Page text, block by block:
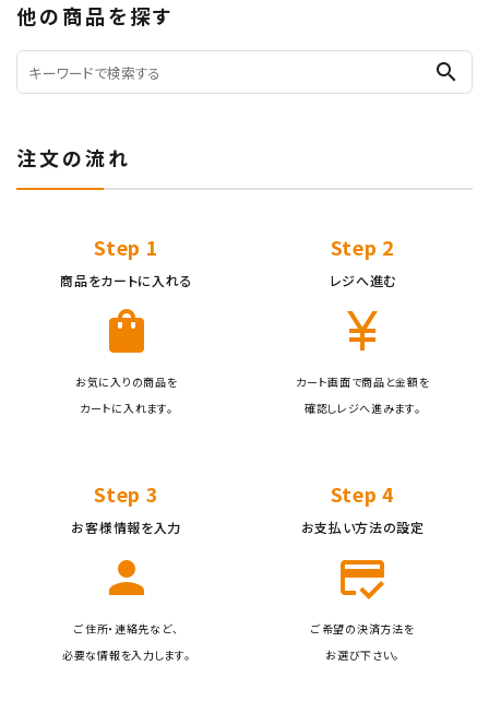
他の商品を探す
search
キーワード
カテゴリー
検索する
注文の流れ
Step 1
商品をカートに入れる
shopping_bag
お気に入りの商品を
カートに入れます。
Step 2
レジへ進む
currency_yen
カート画面で商品と金額を
確認しレジへ進みます。
Step 3
お客様情報を入力
person
ご住所・連絡先など、
必要な情報を入力します。
Step 4
お支払い方法の設定
credit_score
ご希望の決済方法を
お選び下さい。